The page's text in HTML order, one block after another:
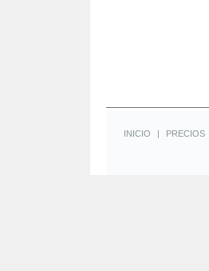
INICIO | PRECIOS